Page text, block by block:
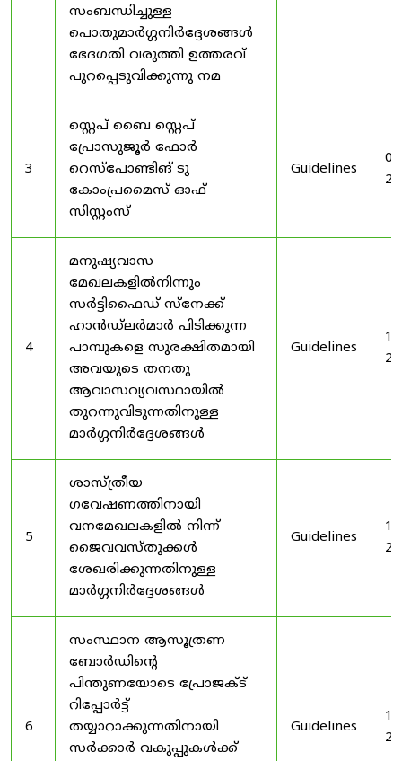
സംബന്ധിച്ചുള്ള
പൊതുമാർഗ്ഗനിർദ്ദേശങ്ങൾ
ഭേദഗതി വരുത്തി ഉത്തരവ്
പുറപ്പെടുവിക്കുന്നു നമ
3
സ്റ്റെപ് ബൈ സ്റ്റെപ്
പ്രോസുജൂർ ഫോർ
റെസ്‌പോണ്ടിങ് ടു
കോംപ്രമൈസ് ഓഫ്
സിസ്റ്റംസ്
Guidelines
4
മനുഷ്യവാസ
മേഖലകളിൽനിന്നും
സർട്ടിഫൈഡ് സ്നേക്ക്
ഹാൻഡ്‌ലർമാർ പിടിക്കുന്ന
പാമ്പുകളെ സുരക്ഷിതമായി
അവയുടെ തനതു
ആവാസവ്യവസ്ഥായിൽ
തുറന്നുവിടുന്നതിനുള്ള
മാർഗ്ഗനിർദ്ദേശങ്ങൾ
Guidelines
5
ശാസ്ത്രീയ
ഗവേഷണത്തിനായി
വനമേഖലകളിൽ നിന്ന്
ജൈവവസ്തുക്കൾ
ശേഖരിക്കുന്നതിനുള്ള
മാർഗ്ഗനിർദ്ദേശങ്ങൾ
Guidelines
6
സംസ്ഥാന ആസൂത്രണ
ബോർഡിൻ്റെ
പിന്തുണയോടെ പ്രോജക്ട്
റിപ്പോർട്ട്
തയ്യാറാക്കുന്നതിനായി
സർക്കാർ വകുപ്പുകൾക്ക്
Guidelines